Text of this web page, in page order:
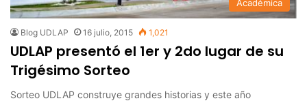
Académica
Blog UDLAP 16 julio, 2015 1,021
UDLAP presentó el 1er y 2do lugar de su
Trigésimo Sorteo
Sorteo UDLAP construye grandes historias y este año